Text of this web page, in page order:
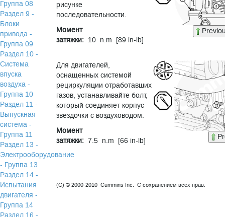
Группа 08
Раздел 9 -
Блоки
привода -
Группа 09
Раздел 10 -
Система
впуска
воздуха -
Группа 10
Раздел 11 -
Выпускная
система -
Группа 11
Раздел 13 -
Электрооборудование
- Группа 13
Раздел 14 -
Испытания
двигателя -
Группа 14
рисунке
последовательности.
Момент
затяжки: 10 n.m [89 in-lb]
Для двигателей,
оснащенных системой
рециркуляции отработавших
газов, устанавливайте болт,
который соединяет корпус
звездочки с воздуховодом.
Момент
затяжки: 7.5 n.m [66 in-lb]
(C) © 2000-2010 Cummins Inc. С сохранением всех прав.